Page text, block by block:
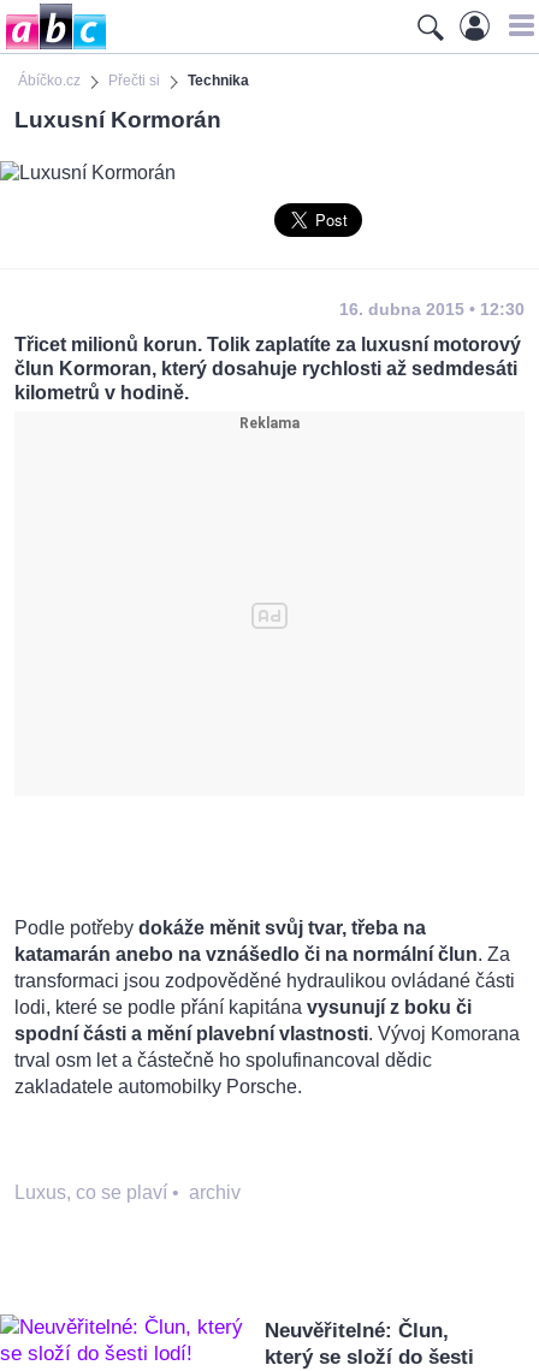
Ábíčko.cz Přečti si Technika
Luxusní Kormorán
16. dubna 2015 • 12:30
Třicet milionů korun. Tolik zaplatíte za luxusní motorový
člun Kormoran, který dosahuje rychlosti až sedmdesáti
kilometrů v hodině.
Podle potřeby dokáže měnit svůj tvar, třeba na
katamarán anebo na vznášedlo či na normální člun. Za
transformaci jsou zodpověděné hydraulikou ovládané části
lodi, které se podle přání kapitána vysunují z boku či
spodní části a mění plavební vlastnosti. Vývoj Komorana
trval osm let a částečně ho spolufinancoval dědic
zakladatele automobilky Porsche.
Luxus, co se plaví • archiv
Neuvěřitelné: Člun,
který se složí do šesti